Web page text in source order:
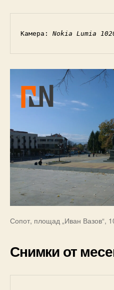
Камера: Nokia Lumia
Сопот, площад „Иван Вазов“,
Снимки от